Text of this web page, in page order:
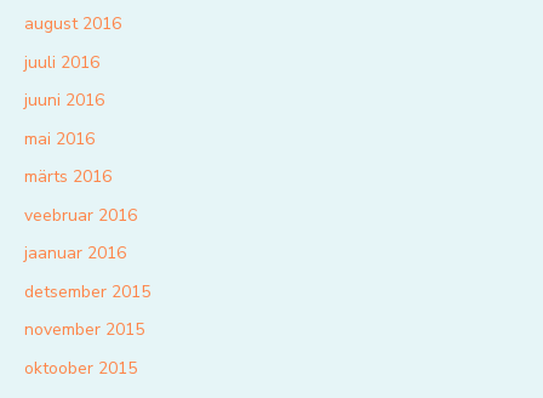
august 2016
juuli 2016
juuni 2016
mai 2016
märts 2016
veebruar 2016
jaanuar 2016
detsember 2015
november 2015
oktoober 2015